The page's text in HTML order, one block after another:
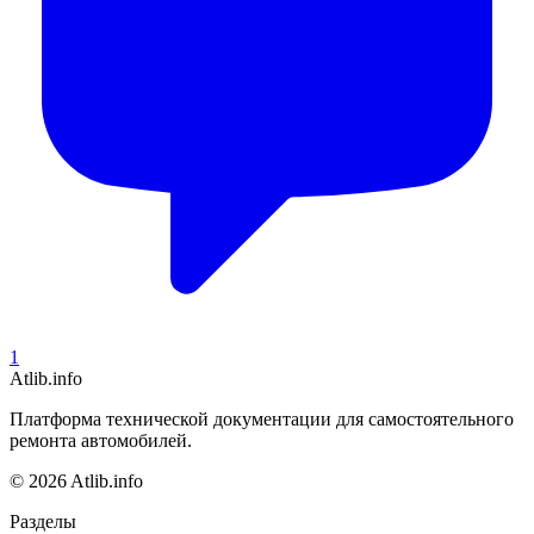
1
Atlib.info
Платформа технической документации для самостоятельного
ремонта автомобилей.
© 2026 Atlib.info
Разделы